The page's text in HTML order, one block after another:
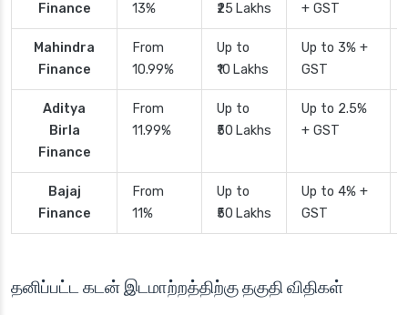
Finance
13%
₹25 Lakhs
+ GST
Mahindra
Finance
From
10.99%
Up to
₹10 Lakhs
Up to 3% +
GST
Aditya
Birla
Finance
From
11.99%
Up to
₹50 Lakhs
Up to 2.5%
+ GST
Bajaj
Finance
From
11%
Up to
₹50 Lakhs
Up to 4% +
GST
தனிப்பட்ட கடன் இடமாற்றத்திற்கு தகுதி விதிகள்